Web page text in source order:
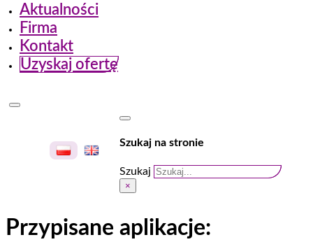
Aktualności
Firma
Kontakt
Uzyskaj ofertę
Szukaj na stronie
Szukaj
×
Przypisane aplikacje: